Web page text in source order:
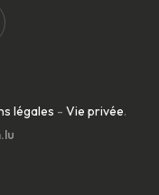
légales - Vie privée.